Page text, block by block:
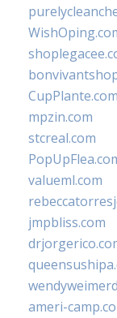
CupPlante.com
mpzin.com
stcreal.com
valueml.com
jmpbliss.com
ameri-